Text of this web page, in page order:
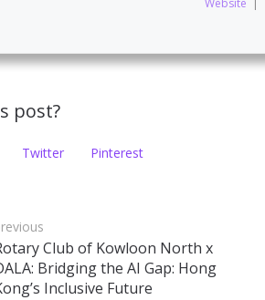
Website
post?
Twitter Pinterest
Club of Kowloon North x
Bridging the AI Gap: Hong
Inclusive Future